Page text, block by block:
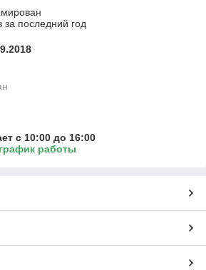
последний год
с 10:00 до 16:00
работы